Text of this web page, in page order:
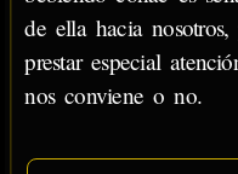
de ella hacia
prestar especial
nos conviene o no.